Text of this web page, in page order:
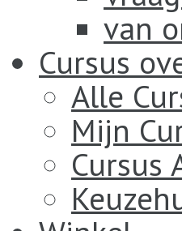
van
Cursus
Alle
Mijn
Cursus